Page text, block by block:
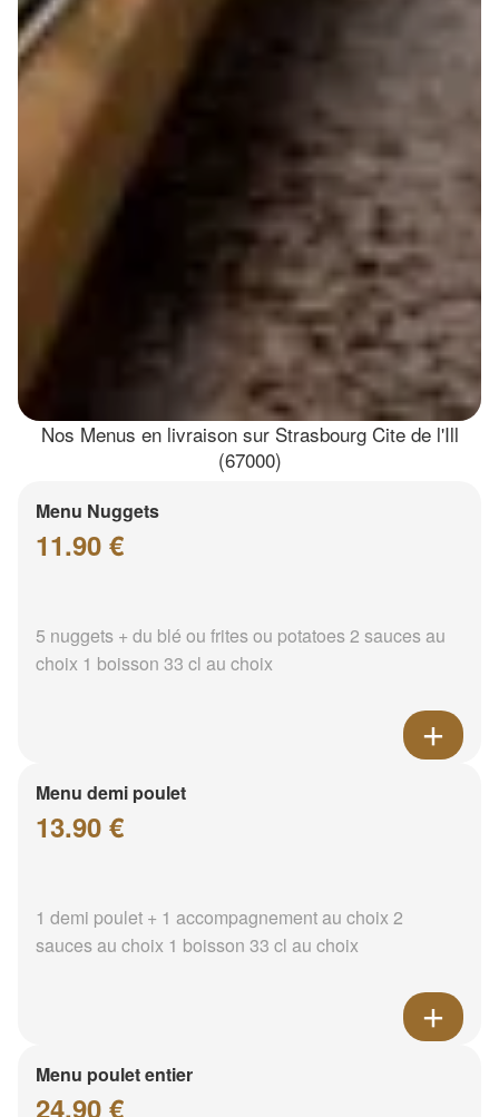
Nos Menus en livraison sur Strasbourg Cite de l'Ill
(67000)
Menu Nuggets
11.90 €
5 nuggets + du blé ou frites ou potatoes 2 sauces au
choix 1 boisson 33 cl au choix
Menu demi poulet
13.90 €
1 demi poulet + 1 accompagnement au choix 2
sauces au choix 1 boisson 33 cl au choix
Menu poulet entier
24.90 €